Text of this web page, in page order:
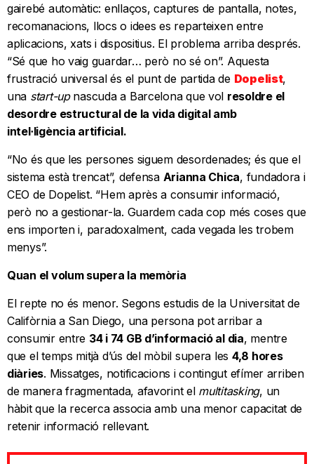
gairebé automàtic: enllaços, captures de pantalla, notes,
recomanacions, llocs o idees es reparteixen entre
aplicacions, xats i dispositius. El problema arriba després.
“Sé que ho vaig guardar… però no sé on”. Aquesta
frustració universal és el punt de partida de Dopelist,
una start-upnascuda a Barcelona que vol resoldre el
desordre estructural de la vida digital amb
intel·ligència artificial.
“No és que les persones siguem desordenades; és que el
sistema està trencat”, defensa Arianna Chica, fundadora i
CEO de Dopelist. “Hem après a consumir informació,
però no a gestionar-la. Guardem cada cop més coses que
ens importen i, paradoxalment, cada vegada les trobem
menys”.
Quan el volum supera la memòria
El repte no és menor. Segons estudis de la Universitat de
Califòrnia a San Diego, una persona pot arribar a
consumir entre 34 i 74 GB d’informació al dia, mentre
que el temps mitjà d’ús del mòbil supera les 4,8 hores
diàries. Missatges, notificacions i contingut efímer arriben
de manera fragmentada, afavorint el multitasking, un
hàbit que la recerca associa amb una menor capacitat de
retenir informació rellevant.